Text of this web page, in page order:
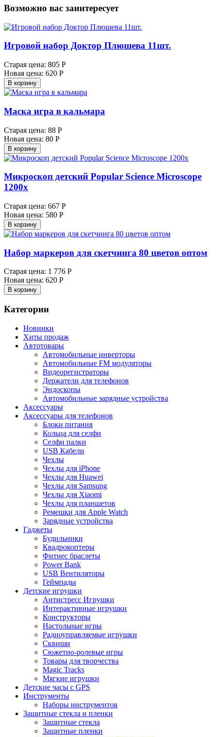
Возможно вас заинтересует
Игровой набор Доктор Плюшева 11шт.
Старая цена: 805 Р
Новая цена: 620 Р
В корзину
Маска игра в кальмара
Старая цена: 88 Р
Новая цена: 80 Р
В корзину
Микроскоп детский Popular Science Microscope
1200x
Старая цена: 667 Р
Новая цена: 580 Р
В корзину
Набор маркеров для скетчинга 80 цветов оптом
Старая цена: 1 776 Р
Новая цена: 620 Р
В корзину
Категории
Новинки
Хиты продаж
Автотовары
Автомобильные инверторы
Автомобильные FM модуляторы
Видеорегистраторы
Держатели для телефонов
Эндоскопы
Автомобильные зарядные устройства
Аксессуары
Аксессуары для телефонов
Блоки питания
Кольца для селфи
Селфи палки
USB Кабели
Чехлы
Чехлы для iPhone
Чехлы для Huawei
Чехлы для Samsung
Чехлы для Xiaomi
Чехлы для планшетов
Ремешки для Apple Watch
Зарядные устройства
Гаджеты
Будильники
Квадрокоптеры
Фитнес браслеты
Power Bank
USB Вентиляторы
Геймпады
Детские игрушки
Антистресс Игрушки
Интерактивные игрушки
Конструкторы
Настольные игры
Радиоуправляемые игрушки
Сквиши
Сюжетно-ролевые игры
Товары для творчества
Magic Tracks
Мягкие игрушки
Детские часы с GPS
Инструменты
Наборы инструментов
Защитные стекла и пленки
Защитные стекла
Защитные пленки